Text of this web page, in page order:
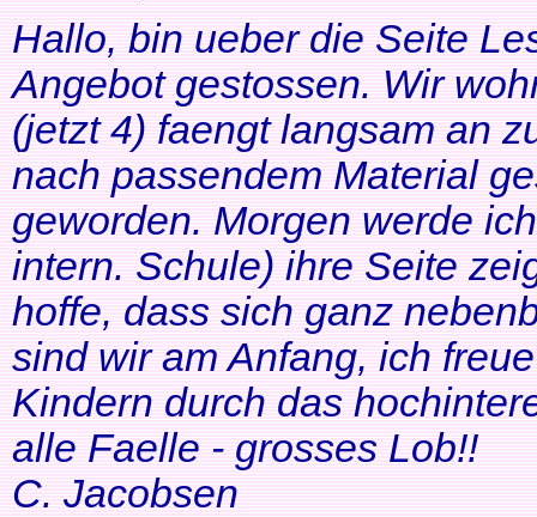
Hallo, bin ueber die Seite
Angebot gestossen. Wir
(jetzt 4) faengt langsam an
nach passendem Material
geworden. Morgen werde
intern. Schule) ihre Seite
hoffe, dass sich ganz
sind wir am Anfang, ich
Kindern durch das
alle Faelle - grosses Lob!!
C. Jacobsen